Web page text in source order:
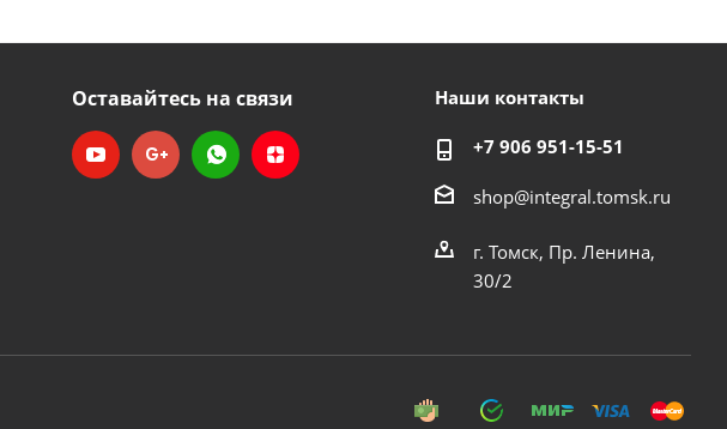
Оставайтесь на связи Наши контакты
+7 906 951-15-51
shop@integral.tomsk.ru
г. Томск, Пр. Ленина,
30/2